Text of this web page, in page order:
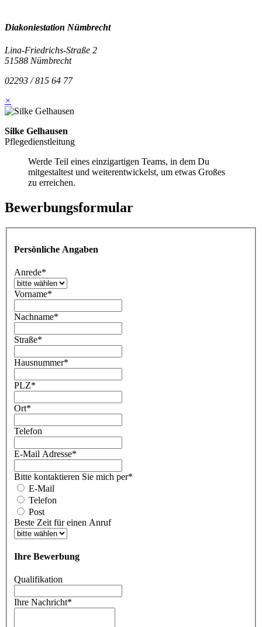
Diakoniestation Nümbrecht
Lina-Friedrichs-Straße 2
51588 Nümbrecht
02293 / 815 64 77
×
Silke Gelhausen
Pflegedienstleitung
Werde Teil eines einzigartigen Teams, in dem Du
mitgestaltest und weiterentwickelst, um etwas Großes
zu erreichen.
Bewerbungsformular
Persönliche Angaben
Anrede*
Vorname*
Nachname*
Straße*
Hausnummer*
PLZ*
Ort*
Telefon
E-Mail Adresse*
Bitte kontaktieren Sie mich per*
E-Mail
Telefon
Post
Beste Zeit für einen Anruf
Ihre Bewerbung
Qualifikation
Ihre Nachricht*